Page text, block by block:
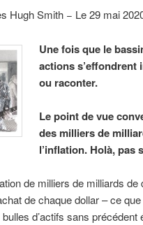
Hugh Smith − Le 29 mai
Une fois que le
actions s’effondrent
ou raconter.
Le point de vue
des milliers de
l’inflation. Holà, pas
de milliers de milliards
de chaque dollar – ce
d’actifs sans